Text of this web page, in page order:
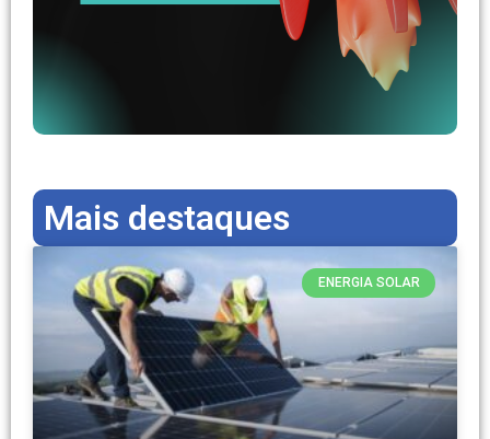
Mais destaques
ENERGIA SOLAR